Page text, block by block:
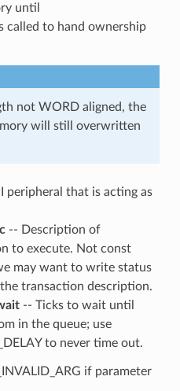
until
called to hand ownership
not WORD aligned, the
will still overwritten
peripheral that is acting as
-- Description of
to execute. Not const
may want to write status
transaction description.
-- Ticks to wait until
in the queue; use
to never time out.
if parameter